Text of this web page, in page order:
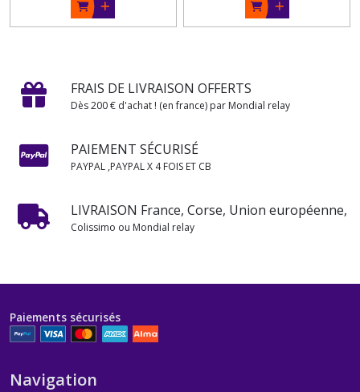
FRAIS DE LIVRAISON OFFERTS
Dès 200 € d'achat ! (en france) par Mondial relay
PAIEMENT SÉCURISÉ
PAYPAL ,PAYPAL X 4 FOIS ET CB
LIVRAISON France, Corse, Union européenne,
Colissimo ou Mondial relay
Paiements sécurisés
Navigation